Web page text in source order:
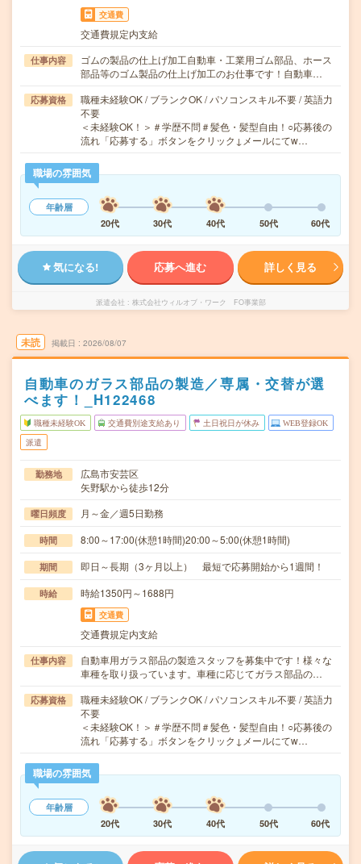
交通費
交通費規定内支給
仕事内容
ゴムの製品の仕上げ加工自動車・工業用ゴム部品、ホース
部品等のゴム製品の仕上げ加工のお仕事です！自動車…
応募資格
職種未経験OK / ブランクOK / パソコンスキル不要 / 英語力
不要
＜未経験OK！＞＃学歴不問＃髪色・髪型自由！○応募後の
流れ「応募する」ボタンをクリック↓メールにてw…
職場の雰囲気
年齢層
20代
30代 40代 50代 60代
気になる! 応募へ進む 詳しく見る
派遣会社 株式会社ウィルオブ・ワーク FO事業部
未読 掲載日 2026/08/07
自動車のガラス部品の製造／専属・交替が選
べます！_H122468
職種未経験OK 交通費別途支給あり 土日祝日が休み WEB登録OK
派遣
勤務地
広島市安芸区
矢野駅から徒歩12分
曜日頻度 月～金／週5日勤務
時間 8:00～17:00(休憩1時間)20:00～5:00(休憩1時間)
期間 即日～長期（3ヶ月以上） 最短で応募開始から1週間！
時給 時給1350円～1688円
交通費
交通費規定内支給
仕事内容
自動車用ガラス部品の製造スタッフを募集中です！様々な
車種を取り扱っています。車種に応じてガラス部品の…
応募資格
職種未経験OK / ブランクOK / パソコンスキル不要 / 英語力
不要
＜未経験OK！＞＃学歴不問＃髪色・髪型自由！○応募後の
流れ「応募する」ボタンをクリック↓メールにてw…
職場の雰囲気
年齢層
20代
30代 40代 50代 60代